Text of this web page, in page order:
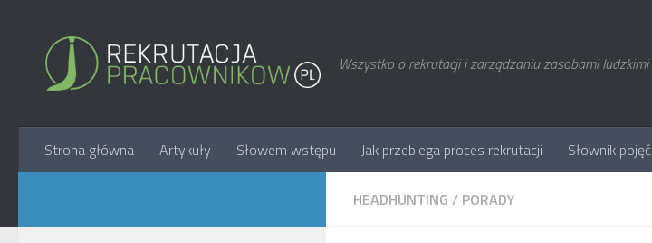
Wszystko o rekrutacji i zarządzaniu zasobami ludzkimi
Strona główna Artykuły Słowem wstępu Jak przebiega proces rekrutacji Słownik pojęć
HEADHUNTING / PORADY